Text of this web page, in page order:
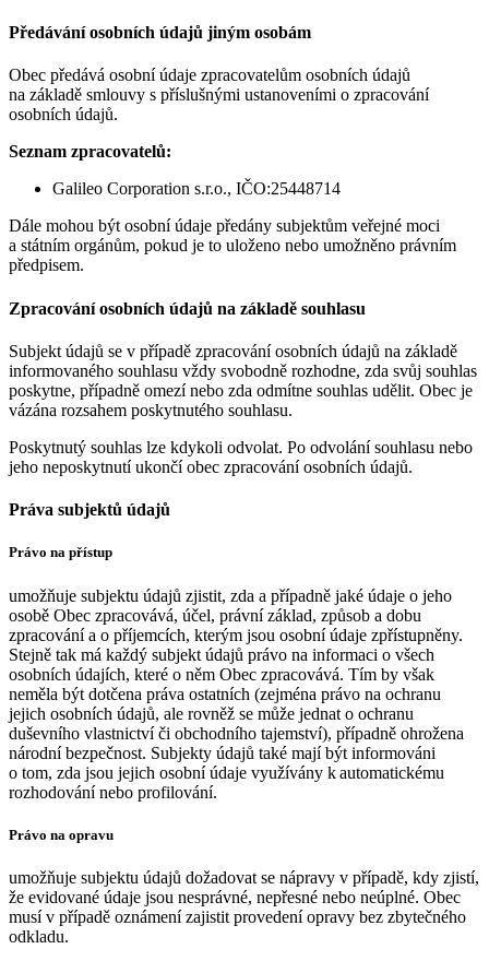
Předávání osobních údajů jiným osobám
Obec předává osobní údaje zpracovatelům osobních údajů
na základě smlouvy s příslušnými ustanoveními o zpracování
osobních údajů.
Seznam zpracovatelů:
Galileo Corporation s.r.o., IČO:25448714
Dále mohou být osobní údaje předány subjektům veřejné moci
a státním orgánům, pokud je to uloženo nebo umožněno právním
předpisem.
Zpracování osobních údajů na základě souhlasu
Subjekt údajů se v případě zpracování osobních údajů na základě
informovaného souhlasu vždy svobodně rozhodne, zda svůj souhlas
poskytne, případně omezí nebo zda odmítne souhlas udělit. Obec je
vázána rozsahem poskytnutého souhlasu.
Poskytnutý souhlas lze kdykoli odvolat. Po odvolání souhlasu nebo
jeho neposkytnutí ukončí obec zpracování osobních údajů.
Práva subjektů údajů
Právo na přístup
umožňuje subjektu údajů zjistit, zda a případně jaké údaje o jeho
osobě Obec zpracovává, účel, právní základ, způsob a dobu
zpracování a o příjemcích, kterým jsou osobní údaje zpřístupněny.
Stejně tak má každý subjekt údajů právo na informaci o všech
osobních údajích, které o něm Obec zpracovává. Tím by však
neměla být dotčena práva ostatních (zejména právo na ochranu
jejich osobních údajů, ale rovněž se může jednat o ochranu
duševního vlastnictví či obchodního tajemství), případně ohrožena
národní bezpečnost. Subjekty údajů také mají být informováni
o tom, zda jsou jejich osobní údaje využívány k automatickému
rozhodování nebo profilování.
Právo na opravu
umožňuje subjektu údajů dožadovat se nápravy v případě, kdy zjistí,
že evidované údaje jsou nesprávné, nepřesné nebo neúplné. Obec
musí v případě oznámení zajistit provedení opravy bez zbytečného
odkladu.